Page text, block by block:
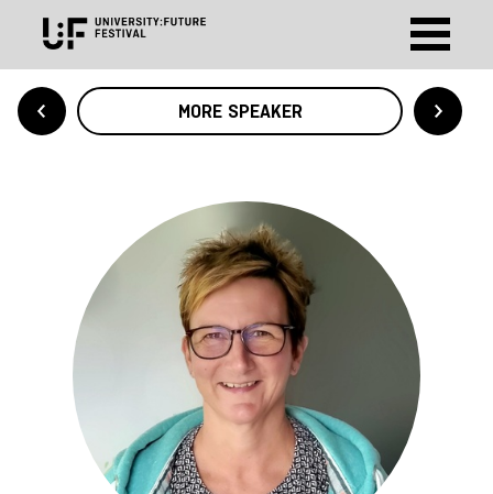
MORE SPEAKER